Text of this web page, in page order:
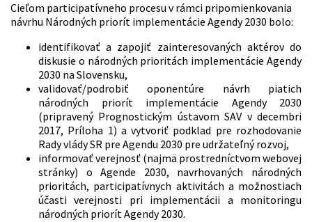
Cieľom participatívneho procesu v rámci pripomienkovania
návrhu Národných priorít implementácie Agendy 2030 bolo:
identifikovať a zapojiť zainteresovaných aktérov do
diskusie o národných prioritách implementácie Agendy
2030 na Slovensku,
validovať/podrobiť oponentúre návrh piatich
národných priorít implementácie Agendy 2030
(pripravený Prognostickým ústavom SAV v decembri
2017, Príloha 1) a vytvoriť podklad pre rozhodovanie
Rady vlády SR pre Agendu 2030 pre udržateľný rozvoj,
informovať verejnosť (najmä prostredníctvom webovej
stránky) o Agende 2030, navrhovaných národných
prioritách, participatívnych aktivitách a možnostiach
účasti verejnosti pri implementácii a monitoringu
národných priorít Agendy 2030.